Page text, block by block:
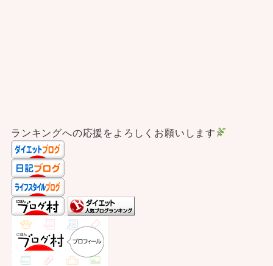
ランキングへの応援をよろしくお願いします